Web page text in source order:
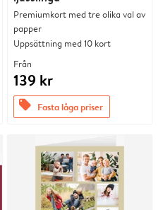
Premiumkort med tre olika val av
papper
Uppsättning med 10 kort
Från
139 kr
offers Fasta låga priser